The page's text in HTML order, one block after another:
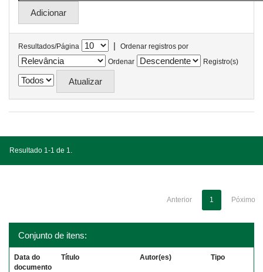
Resultados/Página |
Ordenar registros por
Ordenar
Registro(s)
Resultado 1-1 de 1.
Anterior 1 Póximo
Conjunto de itens:
Data do
documento
Título Autor(es) Tipo